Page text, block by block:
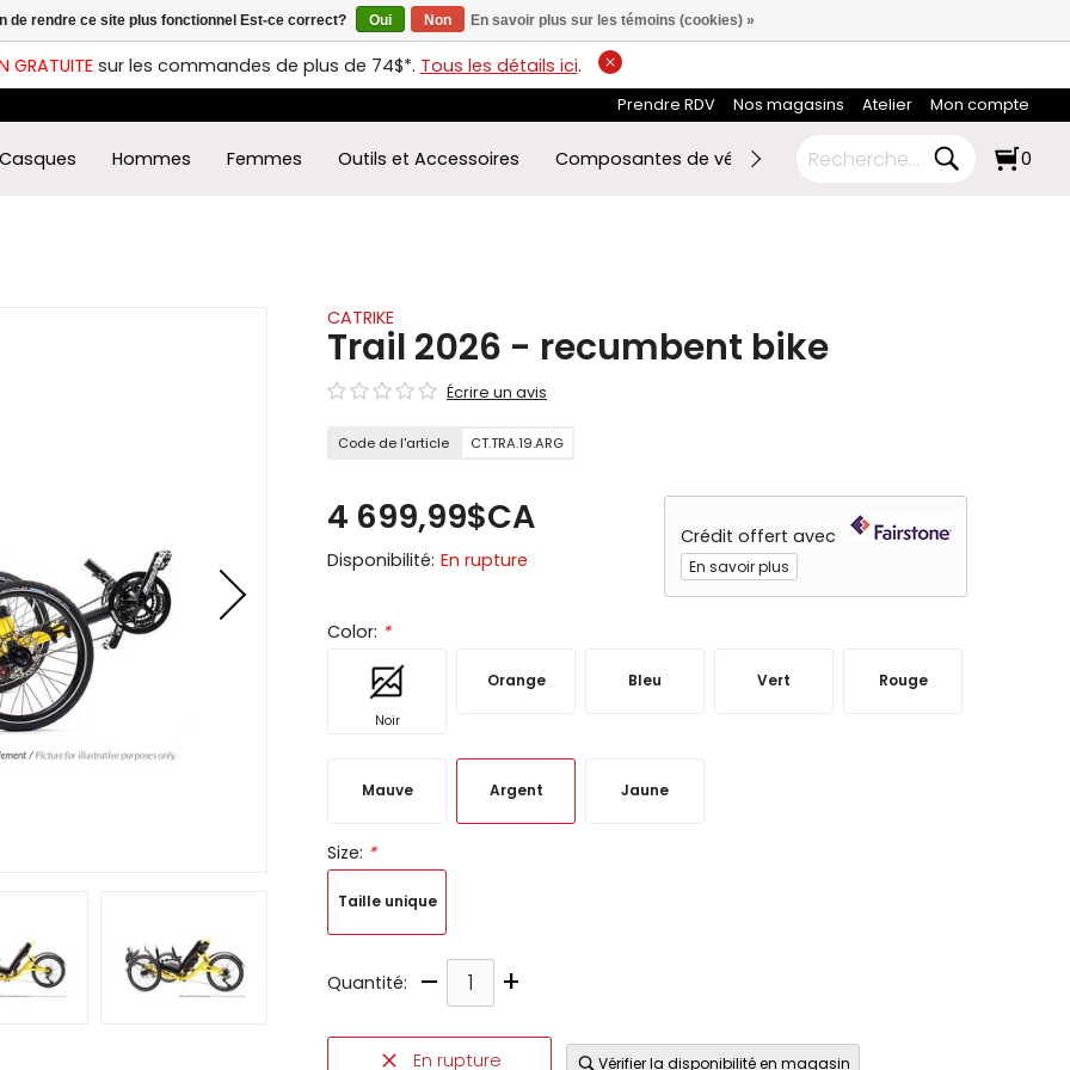
GRATUITEsur les commandes de plus de 74$*. Tous les détails ici.
Prendre RDV Nos magasins Atelier Mon compte
Casques Hommes Femmes Outils et Accessoires Composantes de vélo Ski de fond RABAIS FIN DE
0
CATRIKE
Trail 2026 - recumbent bike
Écrire un avis
Code de l'article CT.TRA.19.ARG
4 699,99$CA
Disponibilité: En rupture
Crédit offert avec
En savoir plus
Color: *
Noir
Orange Bleu Vert Rouge
Mauve Argent Jaune
Size: *
Taille unique
Quantité: – +
En rupture Vérifier la disponibilité en magasin
de rendre ce site plus fonctionnel Est-ce correct? Oui Non En savoir plus sur les témoins (cookies) »